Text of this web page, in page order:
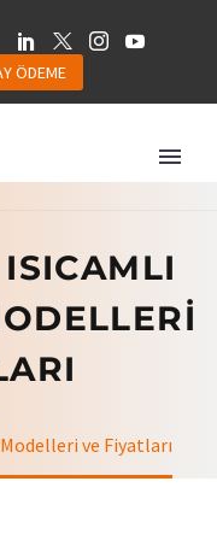
ÖDEME
ve Fiyatları